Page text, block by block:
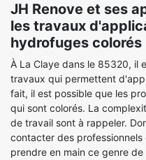
JH Renove et ses
les travaux
hydrofuges colorés
À La Claye dans le 85320, il
travaux qui permettent
fait, il est possible que les
qui sont colorés. La
de travail sont à rappeler.
contacter des
prendre en main ce genre